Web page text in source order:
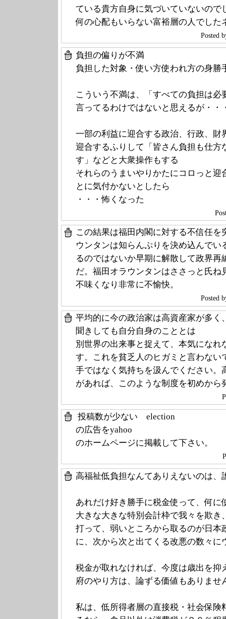
ている貴方自身に気づいていないの
何の心配もいらない富裕層の人でした
Posted
負担の偏りが不満
負担した対象・使い方使われ方の身勝
こういう不満は、「すべての負担は必
言ってるわけではないと思えるが・・
一部の利益に迎合する政治、行政、財
迎合するふりして「皆さん負担も仕方
す」などと大衆操作もする
それらのうまいやりかたにコロっと迎
とに気付かないとしたら
・・・怖くなった
この結果は福田内閣に対する不信任
ウンタンは知らんぷりを決め込んで
るのではないか早期に解散して政界
だ。福田オラウンタンはささっと氏ね
不味くなり非常に不愉快。
Posted
平均的に今の政治家は高資産家が多く
聞きしても自分自身のこととは
別世界の出来事と捉えて、本気にな
す。これを貧乏人のヒガミと言わない
手ではなく気持ちを汲んでください。
があれば、このような制度を初めから
投稿数が少ない election
の広告をyahoo
のホームページに掲載して下さい。
高福祉低負担なんてありえないのは、
あれだけ好き勝手に税金使って、何に
大きな大きな特別会計枠で我々を欺き
打って、弱いところから取るのが日本
に、次から次と出てくる改悪の数々に
税金が取れなければ、今度は歳出を抑
府のやり方は、論ずる価値もありませ
私は、低所得者層の直接税・社会保険